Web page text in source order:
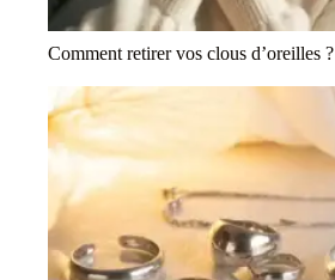
Comment retirer vos clous d’oreilles ?